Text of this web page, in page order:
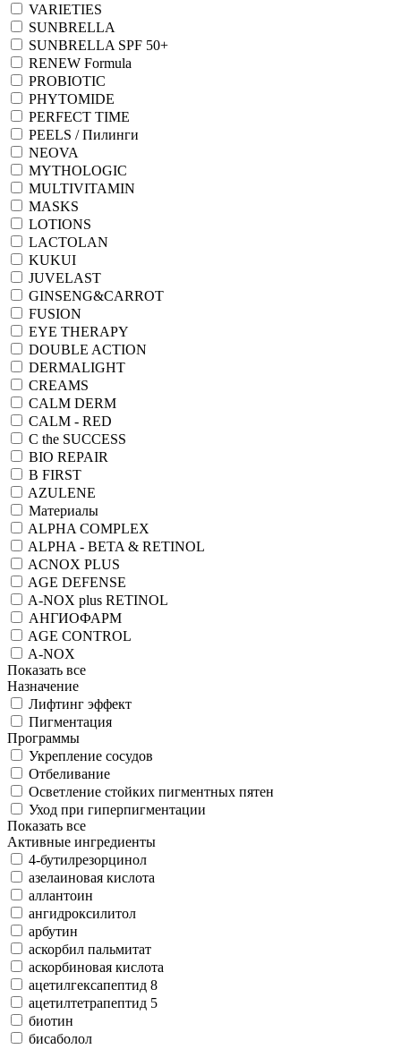
VARIETIES
SUNBRELLA
SUNBRELLA SPF 50+
RENEW Formula
PROBIOTIC
PHYTOMIDE
PERFECT TIME
PEELS / Пилинги
NEOVA
MYTHOLOGIC
MULTIVITAMIN
MASKS
LOTIONS
LACTOLAN
KUKUI
JUVELAST
GINSENG&CARROT
FUSION
EYE THERAPY
DOUBLE ACTION
DERMALIGHT
CREAMS
CALM DERM
CALM - RED
C the SUCCESS
BIO REPAIR
B FIRST
AZULENE
Материалы
ALPHA COMPLEX
ALPHA - BETA & RETINOL
ACNOX PLUS
AGE DEFENSE
A-NOX plus RETINOL
АНГИОФАРМ
AGE CONTROL
A-NOX
Показать все
Назначение
Лифтинг эффект
Пигментация
Программы
Укрепление сосудов
Отбеливание
Осветление стойких пигментных пятен
Уход при гиперпигментации
Показать все
Активные ингредиенты
4-бутилрезорцинол
азелаиновая кислота
аллантоин
ангидроксилитол
арбутин
аскорбил пальмитат
аскорбиновая кислота
ацетилгексапептид 8
ацетилтетрапептид 5
биотин
бисаболол